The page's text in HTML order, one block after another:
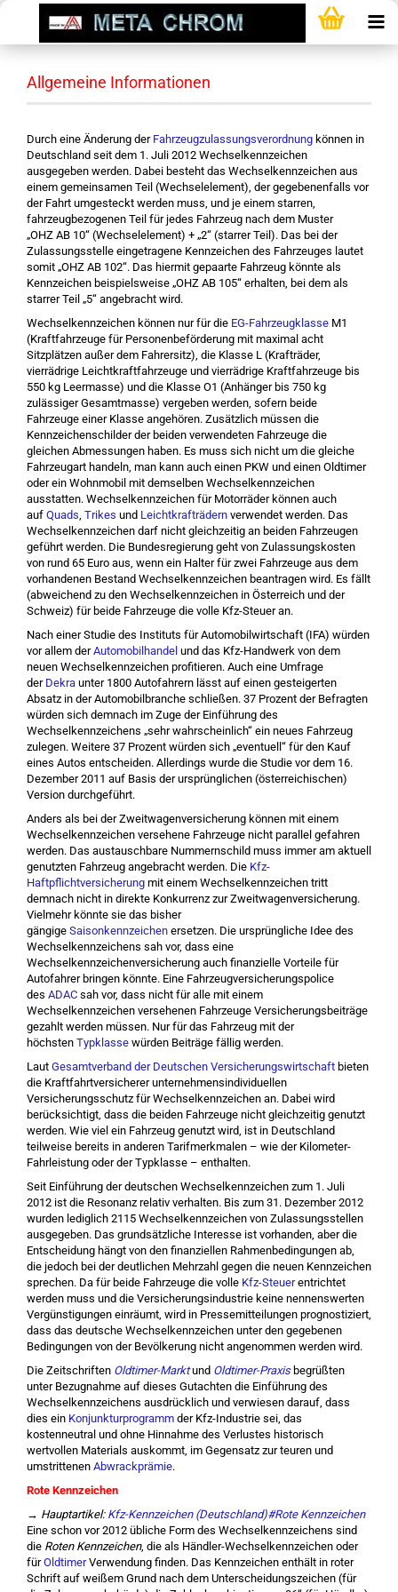
Allgemeine Informationen
Durch eine Änderung der Fahrzeugzulassungsverordnung können in
Deutschland seit dem 1. Juli 2012 Wechselkennzeichen
ausgegeben werden. Dabei besteht das Wechselkennzeichen aus
einem gemeinsamen Teil (Wechselelement), der gegebenenfalls vor
der Fahrt umgesteckt werden muss, und je einem starren,
fahrzeugbezogenen Teil für jedes Fahrzeug nach dem Muster
„OHZ AB 10“ (Wechselelement) + „2“ (starrer Teil). Das bei der
Zulassungsstelle eingetragene Kennzeichen des Fahrzeuges lautet
somit „OHZ AB 102“. Das hiermit gepaarte Fahrzeug könnte als
Kennzeichen beispielsweise „OHZ AB 105“ erhalten, bei dem als
starrer Teil „5“ angebracht wird.
Wechselkennzeichen können nur für die EG-Fahrzeugklasse M1
(Kraftfahrzeuge für Personenbeförderung mit maximal acht
Sitzplätzen außer dem Fahrersitz), die Klasse L (Krafträder,
vierrädrige Leichtkraftfahrzeuge und vierrädrige Kraftfahrzeuge bis
550 kg Leermasse) und die Klasse O1 (Anhänger bis 750 kg
zulässiger Gesamtmasse) vergeben werden, sofern beide
Fahrzeuge einer Klasse angehören. Zusätzlich müssen die
Kennzeichenschilder der beiden verwendeten Fahrzeuge die
gleichen Abmessungen haben. Es muss sich nicht um die gleiche
Fahrzeugart handeln, man kann auch einen PKW und einen Oldtimer
oder ein Wohnmobil mit demselben Wechselkennzeichen
ausstatten. Wechselkennzeichen für Motorräder können auch
auf Quads, Trikes und Leichtkrafträdern verwendet werden. Das
Wechselkennzeichen darf nicht gleichzeitig an beiden Fahrzeugen
geführt werden. Die Bundesregierung geht von Zulassungskosten
von rund 65 Euro aus, wenn ein Halter für zwei Fahrzeuge aus dem
vorhandenen Bestand Wechselkennzeichen beantragen wird. Es fällt
(abweichend zu den Wechselkennzeichen in Österreich und der
Schweiz) für beide Fahrzeuge die volle Kfz-Steuer an.
Nach einer Studie des Instituts für Automobilwirtschaft (IFA) würden
vor allem derAutomobilhandel und das Kfz-Handwerk von dem
neuen Wechselkennzeichen profitieren. Auch eine Umfrage
der Dekra unter 1800 Autofahrern lässt auf einen gesteigerten
Absatz in der Automobilbranche schließen. 37 Prozent der Befragten
würden sich demnach im Zuge der Einführung des
Wechselkennzeichens „sehr wahrscheinlich“ ein neues Fahrzeug
zulegen. Weitere 37 Prozent würden sich „eventuell“ für den Kauf
eines Autos entscheiden. Allerdings wurde die Studie vor dem 16.
Dezember 2011 auf Basis der ursprünglichen (österreichischen)
Version durchgeführt.
Anders als bei der Zweitwagenversicherung können mit einem
Wechselkennzeichen versehene Fahrzeuge nicht parallel gefahren
werden. Das austauschbare Nummernschild muss immer am aktuell
genutzten Fahrzeug angebracht werden. Die Kfz-
Haftpflichtversicherung mit einem Wechselkennzeichen tritt
demnach nicht in direkte Konkurrenz zur Zweitwagenversicherung.
Vielmehr könnte sie das bisher
gängige Saisonkennzeichen ersetzen. Die ursprüngliche Idee des
Wechselkennzeichens sah vor, dass eine
Wechselkennzeichenversicherung auch finanzielle Vorteile für
Autofahrer bringen könnte. Eine Fahrzeugversicherungspolice
des ADAC sah vor, dass nicht für alle mit einem
Wechselkennzeichen versehenen Fahrzeuge Versicherungsbeiträge
gezahlt werden müssen. Nur für das Fahrzeug mit der
höchsten Typklasse würden Beiträge fällig werden.
Laut Gesamtverband der Deutschen Versicherungswirtschaft bieten
die Kraftfahrtversicherer unternehmensindividuellen
Versicherungsschutz für Wechselkennzeichen an. Dabei wird
berücksichtigt, dass die beiden Fahrzeuge nicht gleichzeitig genutzt
werden. Wie viel ein Fahrzeug genutzt wird, ist in Deutschland
teilweise bereits in anderen Tarifmerkmalen – wie der Kilometer-
Fahrleistung oder der Typklasse – enthalten.
Seit Einführung der deutschen Wechselkennzeichen zum 1. Juli
2012 ist die Resonanz relativ verhalten. Bis zum 31. Dezember 2012
wurden lediglich 2115 Wechselkennzeichen von Zulassungsstellen
ausgegeben. Das grundsätzliche Interesse ist vorhanden, aber die
Entscheidung hängt von den finanziellen Rahmenbedingungen ab,
die jedoch bei der deutlichen Mehrzahl gegen die neuen Kennzeichen
sprechen. Da für beide Fahrzeuge die volle Kfz-Steuerentrichtet
werden muss und die Versicherungsindustrie keine nennenswerten
Vergünstigungen einräumt, wird in Pressemitteilungen prognostiziert,
dass das deutsche Wechselkennzeichen unter den gegebenen
Bedingungen von der Bevölkerung nicht angenommen werden wird.
Die Zeitschriften Oldtimer-Marktund Oldtimer-Praxisbegrüßten
unter Bezugnahme auf dieses Gutachten die Einführung des
Wechselkennzeichens ausdrücklich und verwiesen darauf, dass
dies ein Konjunkturprogramm der Kfz-Industrie sei, das
kostenneutral und ohne Hinnahme des Verlustes historisch
wertvollen Materials auskommt, im Gegensatz zur teuren und
umstrittenen Abwrackprämie.
Rote Kennzeichen
→ Hauptartikel: Kfz-Kennzeichen (Deutschland)#Rote Kennzeichen
Eine schon vor 2012 übliche Form des Wechselkennzeichens sind
die Roten Kennzeichen, die als Händler-Wechselkennzeichen oder
fürOldtimerVerwendung finden. Das Kennzeichen enthält in roter
Schrift auf weißem Grund nach dem Unterscheidungszeichen (für